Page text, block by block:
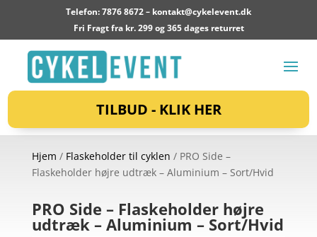
Telefon: 7876 8672 – kontakt@cykelevent.dk
Fri Fragt fra kr. 299 og 365 dages returret
TILBUD - KLIK HER
Hjem / Flaskeholder til cyklen / PRO Side –
Flaskeholder højre udtræk – Aluminium – Sort/Hvid
PRO Side – Flaskeholder højre
udtræk – Aluminium – Sort/Hvid